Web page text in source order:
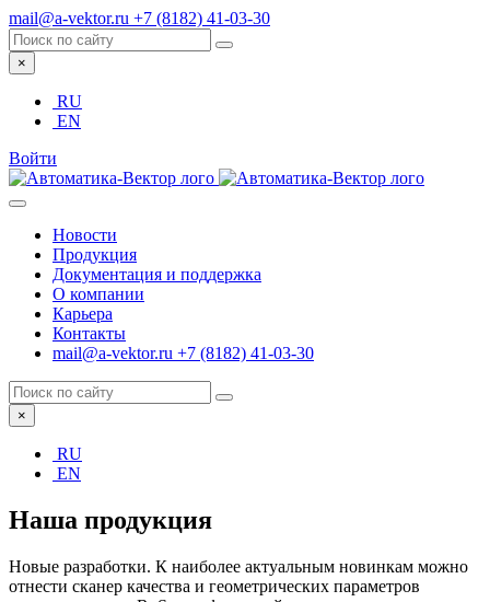
mail@a-vektor.ru +7 (8182) 41-03-30
×
RU
EN
Войти
Новости
Продукция
Документация и поддержка
О компании
Карьера
Контакты
mail@a-vektor.ru +7 (8182) 41-03-30
×
RU
EN
Наша продукция
Новые разработки. К наиболее актуальным новинкам можно
отнести сканер качества и геометрических параметров